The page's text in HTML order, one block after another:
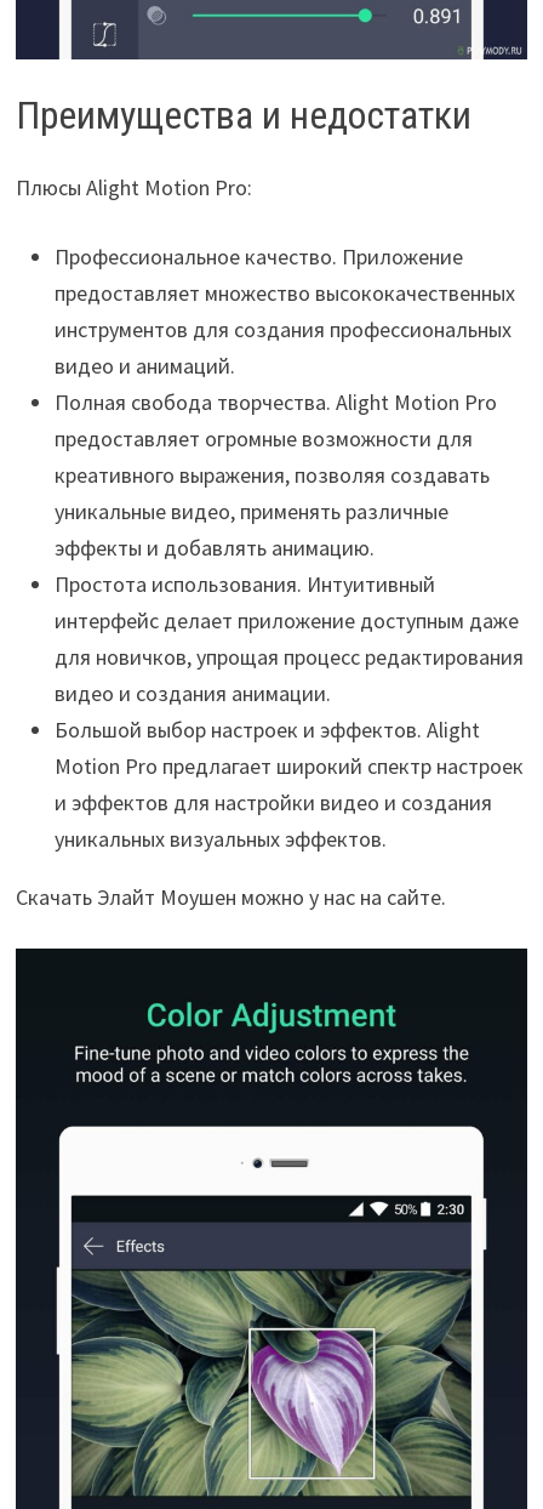
Преимущества и недостатки
Плюсы Alight Motion Pro:
Профессиональное качество. Приложение
предоставляет множество высококачественных
инструментов для создания профессиональных
видео и анимаций.
Полная свобода творчества. Alight Motion Pro
предоставляет огромные возможности для
креативного выражения, позволяя создавать
уникальные видео, применять различные
эффекты и добавлять анимацию.
Простота использования. Интуитивный
интерфейс делает приложение доступным даже
для новичков, упрощая процесс редактирования
видео и создания анимации.
Большой выбор настроек и эффектов. Alight
Motion Pro предлагает широкий спектр настроек
и эффектов для настройки видео и создания
уникальных визуальных эффектов.
Скачать Элайт Моушен можно у нас на сайте.